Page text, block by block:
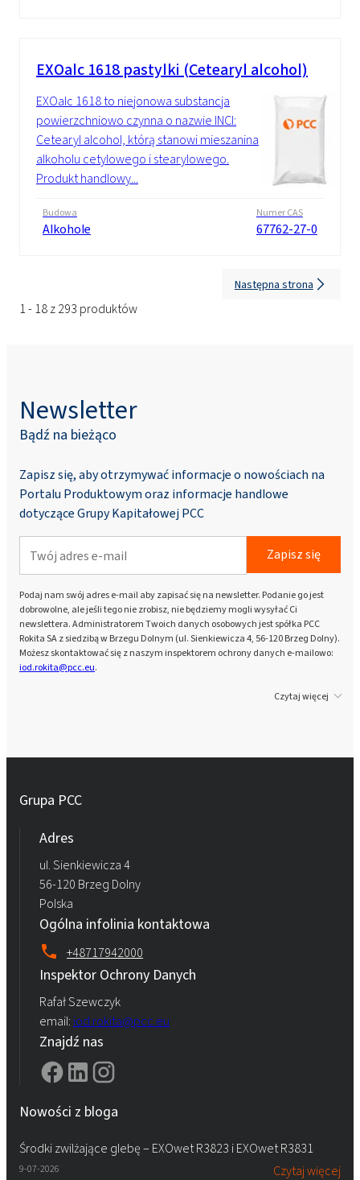
EXOalc 1618 pastylki (Cetearyl alcohol)
EXOalc 1618 to niejonowa substancja
powierzchniowo czynna o nazwie INCI:
Cetearyl alcohol, którą stanowi mieszanina
alkoholu cetylowego i stearylowego.
Produkt handlowy...
Budowa
Alkohole
Numer CAS
67762-27-0
1 - 18 z 293 produktów
Następna strona
Newsletter
Bądź na bieżąco
Zapisz się, aby otrzymywać informacje o nowościach na
Portalu Produktowym oraz informacje handlowe
dotyczące Grupy Kapitałowej PCC
Zapisz się
Podaj nam swój adres e-mail aby zapisać się na newsletter. Podanie go jest
dobrowolne, ale jeśli tego nie zrobisz, nie będziemy mogli wysyłać Ci
newslettera. Administratorem Twoich danych osobowych jest spółka PCC
Rokita SA z siedzibą w Brzegu Dolnym (ul. Sienkiewicza 4, 56-120 Brzeg Dolny).
Możesz skontaktować się z naszym inspektorem ochrony danych e-mailowo:
iod.rokita@pcc.eu.
Czytaj więcej
Grupa PCC
Adres
ul. Sienkiewicza 4
56-120 Brzeg Dolny
Polska
Ogólna infolinia kontaktowa
+48717942000
Inspektor Ochrony Danych
Rafał Szewczyk
email: iod.rokita@pcc.eu
Znajdź nas
Nowości z bloga
Środki zwilżające glebę – EXOwet R3823 i EXOwet R3831
9-07-2026 Czytaj więcej